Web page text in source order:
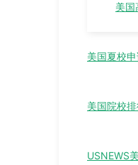
美国
美国夏校
美国院校
USNEWS